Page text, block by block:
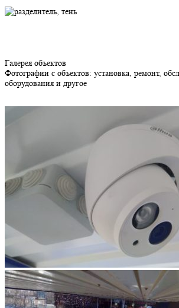
Галерея объектов
Фотографии с объектов: установка, ремонт,
оборудования и другое